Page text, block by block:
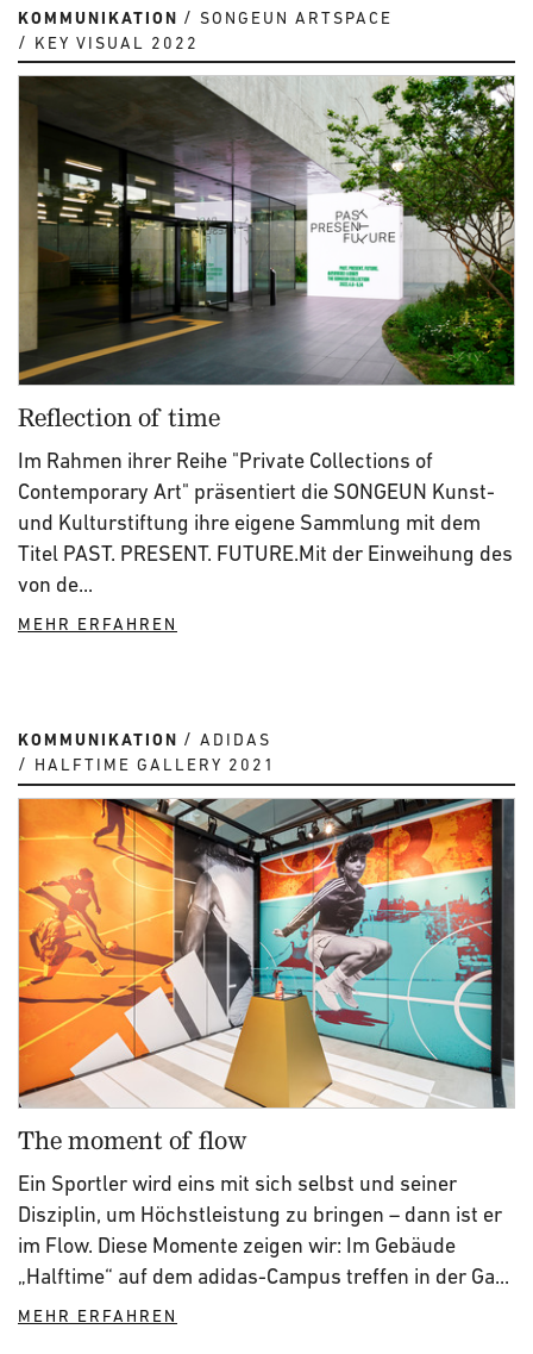
KOMMUNIKATION
SONGEUN ARTSPACE
KEY VISUAL 2022
Reflection of time
Im Rahmen ihrer Reihe "Private Collections of
Contemporary Art" präsentiert die SONGEUN Kunst-
und Kulturstiftung ihre eigene Sammlung mit dem
Titel PAST. PRESENT. FUTURE.Mit der Einweihung des
von de...
MEHR ERFAHREN
KOMMUNIKATION
ADIDAS
HALFTIME GALLERY 2021
The moment of flow
Ein Sportler wird eins mit sich selbst und seiner
Disziplin, um Höchstleistung zu bringen – dann ist er
im Flow. Diese Momente zeigen wir: Im Gebäude
„Halftime“ auf dem adidas-Campus treffen in der Ga...
MEHR ERFAHREN